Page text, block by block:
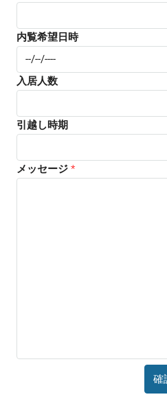
内覧希望日時
入居人数
引越し時期
メッセージ *